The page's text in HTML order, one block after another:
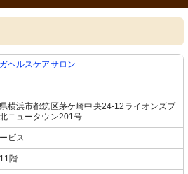
ヘルスケアサロン
横浜市都筑区茅ケ崎中央24-12ライオンズプ
ニュータウン201号
ビス
階